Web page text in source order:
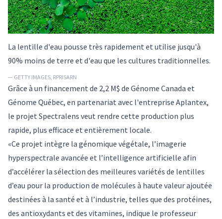
La lentille d'eau pousse très rapidement et utilise jusqu'à
90% moins de terre et d'eau que les cultures traditionnelles.
— GETTY IMAGES, RPRISARN
Grâce à un financement de 2,2 M$ de Génome Canada et
Génome Québec, en partenariat avec l'entreprise Aplantex,
le projet Spectralens veut rendre cette production plus
rapide, plus efficace et entièrement locale.
«Ce projet intègre la génomique végétale, l’imagerie
hyperspectrale avancée et l’intelligence artificielle afin
d’accélérer la sélection des meilleures variétés de lentilles
d’eau pour la production de molécules à haute valeur ajoutée
destinées à la santé et à l’industrie, telles que des protéines,
des antioxydants et des vitamines, indique le professeur